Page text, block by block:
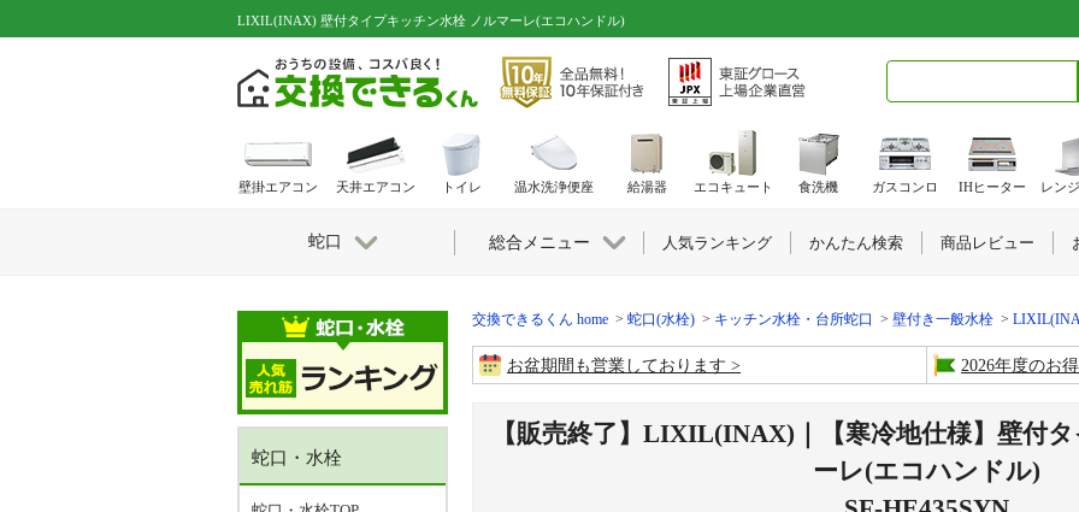
LIXIL(INAX) 壁付タイプキッチン水栓 ノルマーレ(エコハンドル)
交換できるくん home 蛇口(水栓) キッチン水栓・台所蛇口 壁付き一般水栓
お盆期間も営業しております 2026年度のお
【販売終了】LIXIL(INAX)｜【寒冷地仕様】壁付
ーレ(エコハンドル)
蛇口・水栓
壁掛エアコン 天井エアコン トイレ 温水洗浄便座 給湯器 エコキュート 食洗機 ガスコンロ IHヒーター レン
蛇口 総合メニュー 人気ランキング かんたん検索 商品レビュー